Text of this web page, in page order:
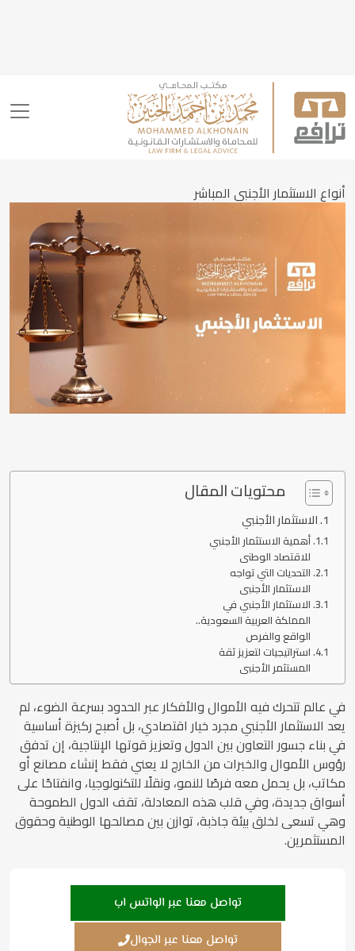
أنواع الاستثمار الأجنبي المباشر
محتويات المقال
الاستثمار الأجنبي
أهمية الاستثمار الأجنبي
للاقتصاد الوطني
التحديات التي تواجه
الاستثمار الأجنبي
الاستثمار الأجنبي في
المملكة العربية السعودية..
الواقع والفرص
استراتيجيات لتعزيز ثقة
المستثمر الأجنبي
في عالم تتحرك فيه الأموال والأفكار عبر الحدود بسرعة الضوء، لم
يعد الاستثمار الأجنبي مجرد خيار اقتصادي، بل أصبح ركيزة أساسية
في بناء جسور التعاون بين الدول وتعزيز قوتها الإنتاجية، إن تدفق
رؤوس الأموال والخبرات من الخارج لا يعني فقط إنشاء مصانع أو
مكاتب، بل يحمل معه فرصًا للنمو، ونقلًا للتكنولوجيا، وانفتاحًا على
أسواق جديدة، وفي قلب هذه المعادلة، تقف الدول الطموحة
وهي تسعى لخلق بيئة جاذبة، توازن بين مصالحها الوطنية وحقوق
المستثمرين.
تواصل معنا عبر الواتس اب
تواصل معنا عبر الجوال